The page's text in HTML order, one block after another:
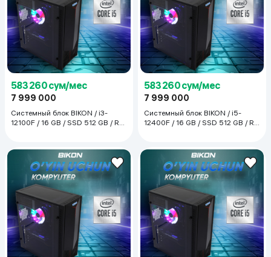
583 260 сум/мес
7 999 000
Системный блок BIKON / i3-
12100F / 16 GB / SSD 512 GB / RX
583 260 сум/мес
7 999 000
Системный блок BIKON / i5-
12400F / 16 GB / SSD 512 GB / RX